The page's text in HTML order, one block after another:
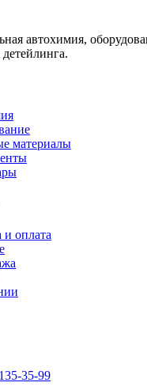
автохимия,
материалы
и оплата
35-99